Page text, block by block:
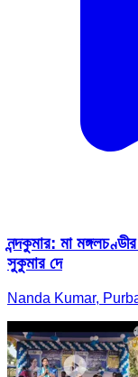
নন্দকুমার: মা
সুকুমার দে
Nanda Kumar,